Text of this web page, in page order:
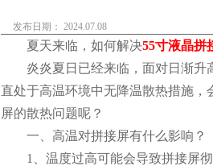
发布日期： 2024.07.08
夏天来临，如何解决55寸液晶拼
炎炎夏日已经来临，面对日渐
直处于高温环境中无降温散热措施
屏的散热问题呢？
一、高温对拼接屏有什么影响？
1、温度过高可能会导致拼接屏